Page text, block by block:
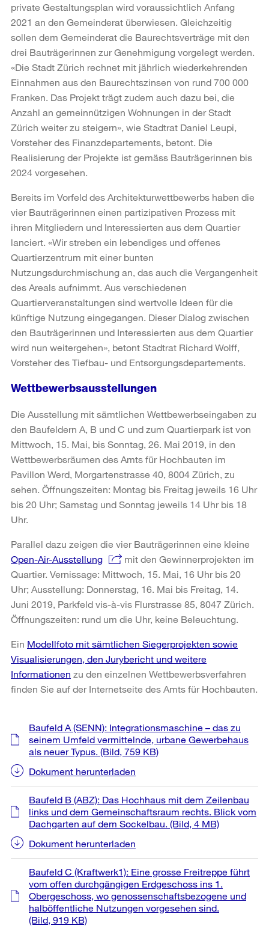
private Gestaltungsplan wird voraussichtlich Anfang
2021 an den Gemeinderat überwiesen. Gleichzeitig
sollen dem Gemeinderat die Baurechtsverträge mit den
drei Bauträgerinnen zur Genehmigung vorgelegt werden.
«Die Stadt Zürich rechnet mit jährlich wiederkehrenden
Einnahmen aus den Baurechtszinsen von rund 700 000
Franken. Das Projekt trägt zudem auch dazu bei, die
Anzahl an gemeinnützigen Wohnungen in der Stadt
Zürich weiter zu steigern», wie Stadtrat Daniel Leupi,
Vorsteher des Finanzdepartements, betont. Die
Realisierung der Projekte ist gemäss Bauträgerinnen bis
2024 vorgesehen.
Bereits im Vorfeld des Architekturwettbewerbs haben die
vier Bauträgerinnen einen partizipativen Prozess mit
ihren Mitgliedern und Interessierten aus dem Quartier
lanciert. «Wir streben ein lebendiges und offenes
Quartierzentrum mit einer bunten
Nutzungsdurchmischung an, das auch die Vergangenheit
des Areals aufnimmt. Aus verschiedenen
Quartierveranstaltungen sind wertvolle Ideen für die
künftige Nutzung eingegangen. Dieser Dialog zwischen
den Bauträgerinnen und Interessierten aus dem Quartier
wird nun weitergehen», betont Stadtrat Richard Wolff,
Vorsteher des Tiefbau- und Entsorgungsdepartements.
Wettbewerbsausstellungen
Die Ausstellung mit sämtlichen Wettbewerbseingaben zu
den Baufeldern A, B und C und zum Quartierpark ist von
Mittwoch, 15. Mai, bis Sonntag, 26. Mai 2019, in den
Wettbewerbsräumen des Amts für Hochbauten im
Pavillon Werd, Morgartenstrasse 40, 8004 Zürich, zu
sehen. Öffnungszeiten: Montag bis Freitag jeweils 16 Uhr
bis 20 Uhr; Samstag und Sonntag jeweils 14 Uhr bis 18
Uhr.
Parallel dazu zeigen die vier Bauträgerinnen eine kleine
Open-Air-Ausstellung
mit den Gewinnerprojekten im
Quartier. Vernissage: Mittwoch, 15. Mai, 16 Uhr bis 20
Uhr; Ausstellung: Donnerstag, 16. Mai bis Freitag, 14.
Juni 2019, Parkfeld vis-à-vis Flurstrasse 85, 8047 Zürich.
Öffnungszeiten: rund um die Uhr, keine Beleuchtung.
Ein Modellfoto mit sämtlichen Siegerprojekten sowie
Visualisierungen, den Jurybericht und weitere
Informationen zu den einzelnen Wettbewerbsverfahren
finden Sie auf der Internetseite des Amts für Hochbauten.
Weitere
Informationen
Baufeld A (SENN): Integrationsmaschine – das zu
seinem Umfeld vermittelnde, urbane Gewerbehaus
als neuer Typus. (Bild, 759 KB)
Dokument herunterladen
Baufeld B (ABZ): Das Hochhaus mit dem Zeilenbau
links und dem Gemeinschaftsraum rechts. Blick vom
Dachgarten auf dem Sockelbau. (Bild, 4 MB)
Dokument herunterladen
Baufeld C (Kraftwerk1): Eine grosse Freitreppe führt
vom offen durchgängigen Erdgeschoss ins 1.
Obergeschoss, wo genossenschaftsbezogene und
halböffentliche Nutzungen vorgesehen sind.
(Bild, 919 KB)